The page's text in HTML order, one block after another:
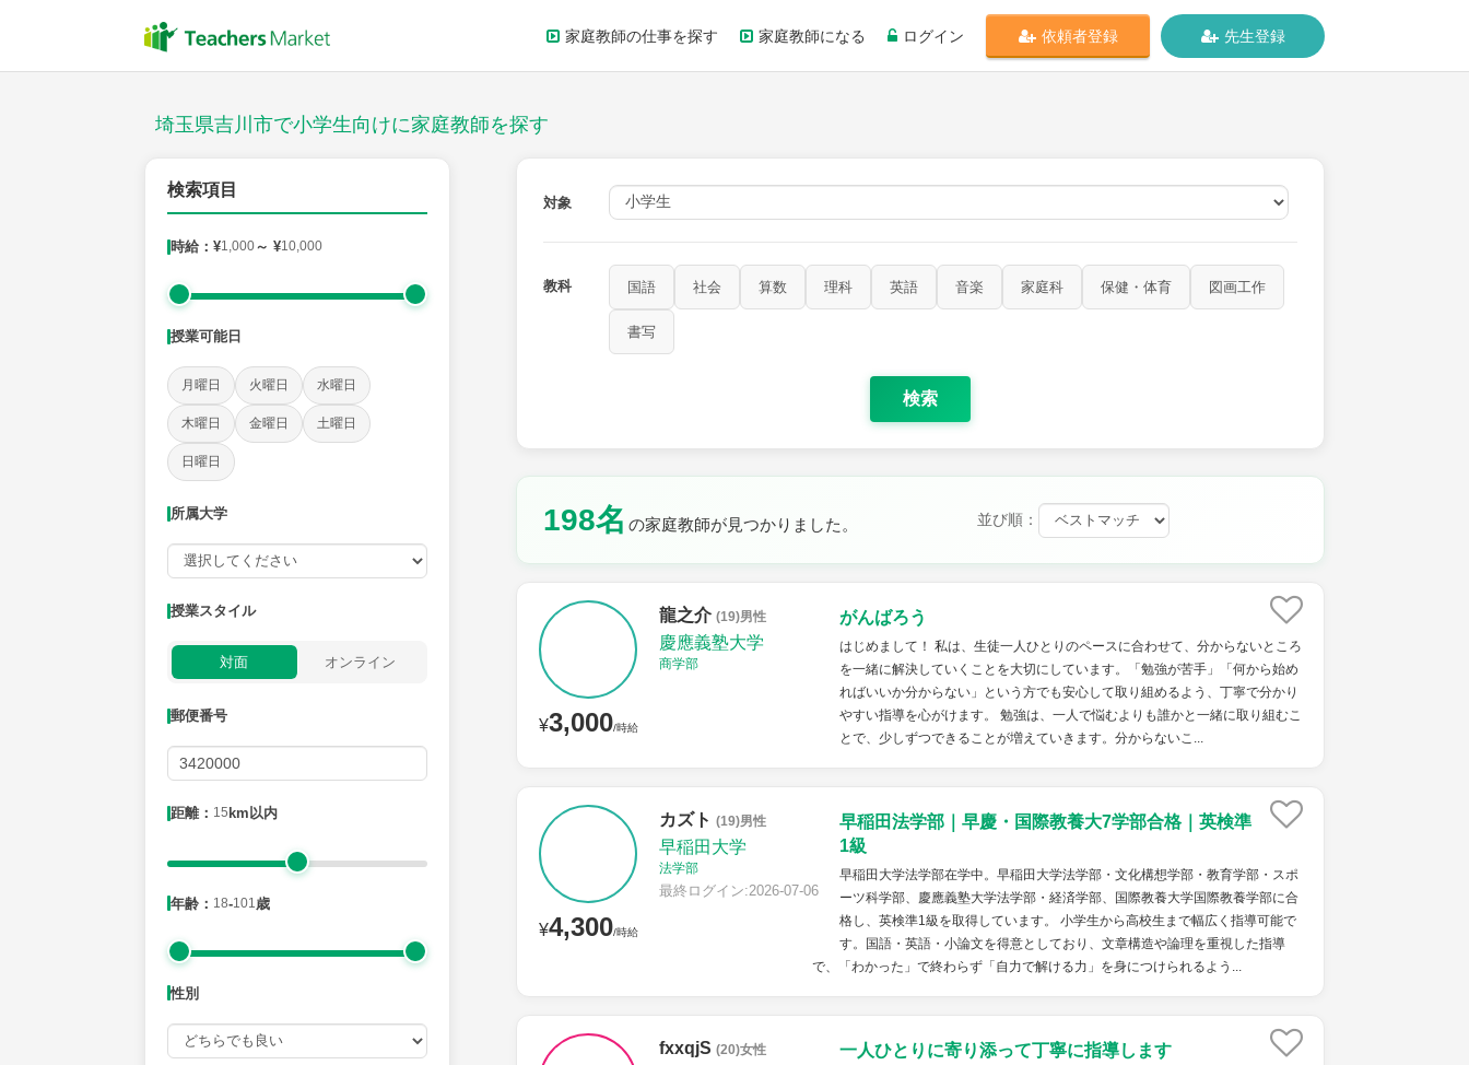
家庭教師の仕事を探す 家庭教師になる ログイン 依頼者登録 先生登録
埼玉県吉川市で小学生向けに家庭教師を探す
検索項目
時給：¥1,000～ ¥10,000
授業可能日
月曜日 火曜日 水曜日
木曜日 金曜日 土曜日
日曜日
所属大学
授業スタイル
対面 オンライン
郵便番号
距離： 15 km以内
年齢： 18-101 歳
性別
対象
教科 国語 社会 算数 理科 英語 音楽 家庭科 保健・体育 図画工作
書写
検索
198名 の家庭教師が見つかりました。 並び順：
¥3,000/時給
龍之介 (19)男性
慶應義塾大学
商学部
がんばろう
はじめまして！ 私は、生徒一人ひとりのペースに合わせて、分からないところ
を一緒に解決していくことを大切にしています。「勉強が苦手」「何から始め
ればいいか分からない」という方でも安心して取り組めるよう、丁寧で分かり
やすい指導を心がけます。 勉強は、一人で悩むよりも誰かと一緒に取り組むこ
とで、少しずつできることが増えていきます。分からないこ...
¥4,300/時給
カズト (19)男性
早稲田大学
法学部
最終ログイン:2026-07-06
早稲田法学部｜早慶・国際教養大7学部合格｜英検準
1級
早稲田大学法学部在学中。早稲田大学法学部・文化構想学部・教育学部・スポ
ーツ科学部、慶應義塾大学法学部・経済学部、国際教養大学国際教養学部に合
格し、英検準1級を取得しています。 小学生から高校生まで幅広く指導可能で
す。国語・英語・小論文を得意としており、文章構造や論理を重視した指導
で、「わかった」で終わらず「自力で解ける力」を身につけられるよう...
fxxqjS (20)女性 一人ひとりに寄り添って丁寧に指導します
授業スタイル
社会 算数 理科
時給：¥1,000 ～ ¥10,000
授業可能日
月曜日 火曜日 日曜日
距離：15km以内
年齢：18-101歳